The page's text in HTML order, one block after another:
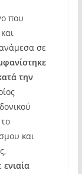
που
σε
την
και
ενιαία